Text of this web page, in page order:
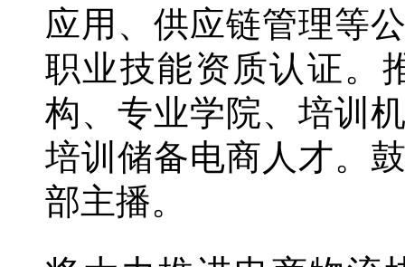
应用、供应链管理等
职业技能资质认证。
构、专业学院、培训
培训储备电商人才。
部主播。